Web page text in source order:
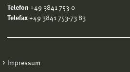
Telefon +49 3841 753-0
Telefax +49 3841 753-73 83
Impressum